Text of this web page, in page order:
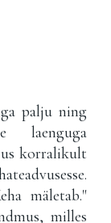
palju ning
laenguga
korralikult
mäletab."
milles